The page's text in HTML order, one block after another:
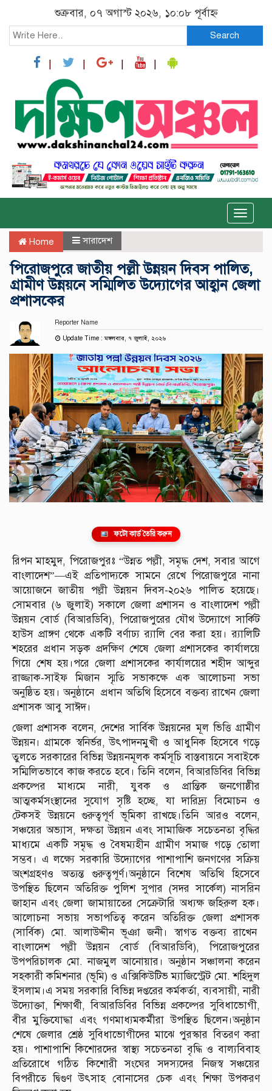
শুক্রবার, ০৭ অগাস্ট ২০২৬, ১০:০৮ পূর্বাহ্ন
Search
Toggle
Home সারাদেশ
পিরোজপুরে জাতীয় পল্লী উন্নয়ন দিবস পালিত,
গ্রামীণ উন্নয়নে সম্মিলিত উদ্যোগের আহ্বান জেলা
প্রশাসকের
Reporter Name
Update Time : মঙ্গলবার, ৭ জুলাই, ২০২৬
ফটো কার্ড তৈরি করুন
রিপন মাহমুদ, পিরোজপুরঃ “উন্নত পল্লী, সমৃদ্ধ দেশ, সবার আগে
বাংলাদেশ”—এই প্রতিপাদ্যকে সামনে রেখে পিরোজপুরে নানা
আয়োজনে জাতীয় পল্লী উন্নয়ন দিবস-২০২৬ পালিত হয়েছে।
সোমবার (৬ জুলাই) সকালে জেলা প্রশাসন ও বাংলাদেশ পল্লী
উন্নয়ন বোর্ড (বিআরডিবি), পিরোজপুরের যৌথ উদ্যোগে সার্কিট
হাউস প্রাঙ্গণ থেকে একটি বর্ণাঢ্য র‍্যালি বের করা হয়। র‍্যালিটি
শহরের প্রধান সড়ক প্রদক্ষিণ শেষে জেলা প্রশাসকের কার্যালয়ে
গিয়ে শেষ হয়।পরে জেলা প্রশাসকের কার্যালয়ের শহীদ আব্দুর
রাজ্জাক-সাইফ মিজান স্মৃতি সভাকক্ষে এক আলোচনা সভা
অনুষ্ঠিত হয়। অনুষ্ঠানে প্রধান অতিথি হিসেবে বক্তব্য রাখেন জেলা
প্রশাসক আবু সাঈদ।
জেলা প্রশাসক বলেন, দেশের সার্বিক উন্নয়নের মূল ভিত্তি গ্রামীণ
উন্নয়ন। গ্রামকে স্বনির্ভর, উৎপাদনমুখী ও আধুনিক হিসেবে গড়ে
তুলতে সরকারের বিভিন্ন উন্নয়নমূলক কর্মসূচি বাস্তবায়নে সবাইকে
সম্মিলিতভাবে কাজ করতে হবে। তিনি বলেন, বিআরডিবির বিভিন্ন
প্রকল্পের মাধ্যমে নারী, যুবক ও প্রান্তিক জনগোষ্ঠীর
আত্মকর্মসংস্থানের সুযোগ সৃষ্টি হচ্ছে, যা দারিদ্র্য বিমোচন ও
টেকসই উন্নয়নে গুরুত্বপূর্ণ ভূমিকা রাখছে।তিনি আরও বলেন,
সঞ্চয়ের অভ্যাস, দক্ষতা উন্নয়ন এবং সামাজিক সচেতনতা বৃদ্ধির
মাধ্যমে একটি সমৃদ্ধ ও বৈষম্যহীন গ্রামীণ সমাজ গড়ে তোলা
সম্ভব। এ লক্ষ্যে সরকারি উদ্যোগের পাশাপাশি জনগণের সক্রিয়
অংশগ্রহণও অত্যন্ত গুরুত্বপূর্ণ।অনুষ্ঠানে বিশেষ অতিথি হিসেবে
উপস্থিত ছিলেন অতিরিক্ত পুলিশ সুপার (সদর সার্কেল) নাসরিন
জাহান এবং জেলা জামায়াতের সেক্রেটারি অধ্যক্ষ জহিরুল হক।
আলোচনা সভায় সভাপতিত্ব করেন অতিরিক্ত জেলা প্রশাসক
(সার্বিক) মো. আলাউদ্দীন ভূঞা জনী। স্বাগত বক্তব্য রাখেন
বাংলাদেশ পল্লী উন্নয়ন বোর্ড (বিআরডিবি), পিরোজপুরের
উপপরিচালক মো. নাজমুল আনোয়ার। অনুষ্ঠান সঞ্চালনা করেন
সহকারী কমিশনার (ভূমি) ও এক্সিকিউটিভ ম্যাজিস্ট্রেট মো. শহিদুল
ইসলাম।এ সময় সরকারি বিভিন্ন দপ্তরের কর্মকর্তা, ব্যবসায়ী, নারী
উদ্যোক্তা, শিক্ষার্থী, বিআরডিবির বিভিন্ন প্রকল্পের সুবিধাভোগী,
বীর মুক্তিযোদ্ধা এবং গণমাধ্যমকর্মীরা উপস্থিত ছিলেন।অনুষ্ঠান
শেষে জেলার শ্রেষ্ঠ সুবিধাভোগীদের মাঝে পুরস্কার বিতরণ করা
হয়। পাশাপাশি কিশোরদের স্বাস্থ্য সচেতনতা বৃদ্ধি ও বাল্যবিবাহ
প্রতিরোধে গঠিত কিশোরী সংঘের সদস্যদের নিজস্ব সঞ্চয়ের
বিপরীতে দ্বিগুণ উৎসাহ বোনাসের চেক এবং শিক্ষা উপকরণ